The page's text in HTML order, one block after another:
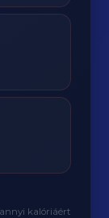
kalóriáért